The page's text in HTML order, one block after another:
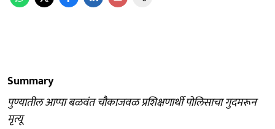
Summary
पुण्यातील आप्पा बळवंत चौकाजवळ प्रशिक्षणार्थी पोलिसाचा गुदमरून
मृत्यू